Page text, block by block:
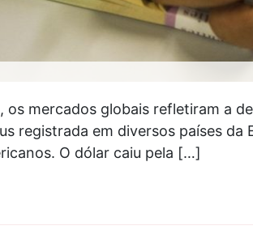
os mercados globais refletiram a
registrada em diversos países da
O dólar caiu pela […]